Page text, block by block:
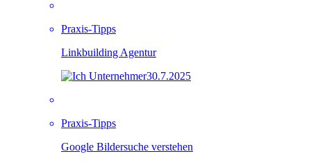
Praxis-Tipps
Linkbuilding Agentur
30.7.2025
Praxis-Tipps
Google Bildersuche verstehen